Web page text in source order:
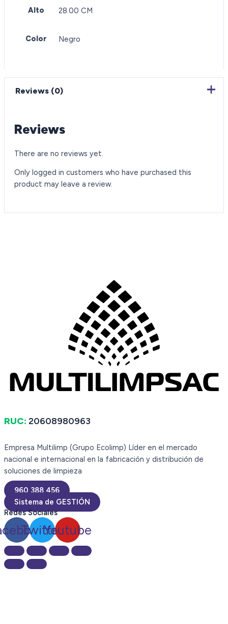
Alto 28.00 CM
Color Negro
Reviews (0)
Reviews
There are no reviews yet.
Only logged in customers who have purchased this
product may leave a review.
RUC: 20608980963
Empresa Multilimp (Grupo Ecolimp) Líder en el mercado
nacional e internacional en la fabricación y distribución de
soluciones de limpieza
960 388 456
Sistema de GESTIÓN
Redes Sociales
TwitterYoutube